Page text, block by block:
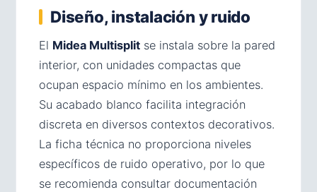
Diseño, instalación y ruido
El Midea Multisplit se instala sobre la pared
interior, con unidades compactas que
ocupan espacio mínimo en los ambientes.
Su acabado blanco facilita integración
discreta en diversos contextos decorativos.
La ficha técnica no proporciona niveles
específicos de ruido operativo, por lo que
se recomienda consultar documentación